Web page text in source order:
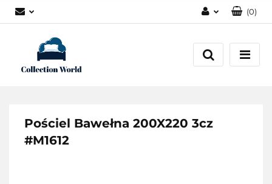
Zarejestruj się
(0)
Pościel Bawełna 200X220 3cz
#M1612